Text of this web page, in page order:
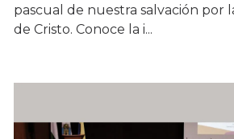
pascual de nuestra salvación por
de Cristo. Conoce la i...